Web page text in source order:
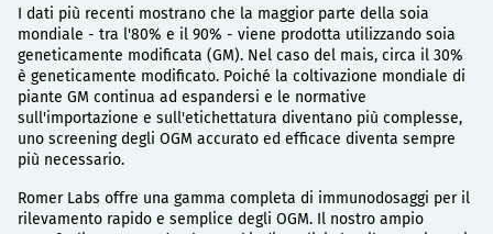
I dati più recenti mostrano che la maggior parte della soia
mondiale - tra l'80% e il 90% - viene prodotta utilizzando soia
geneticamente modificata (GM). Nel caso del mais, circa il 30%
è geneticamente modificato. Poiché la coltivazione mondiale di
piante GM continua ad espandersi e le normative
sull'importazione e sull'etichettatura diventano più complesse,
uno screening degli OGM accurato ed efficace diventa sempre
più necessario.
Romer Labs offre una gamma completa di immunodosaggi per il
rilevamento rapido e semplice degli OGM. Il nostro ampio